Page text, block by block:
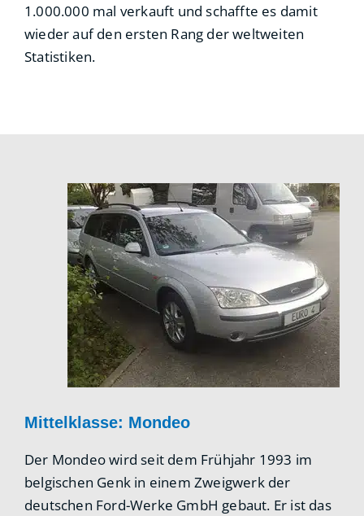
1.000.000 mal verkauft und schaffte es damit
wieder auf den ersten Rang der weltweiten
Statistiken.
Mittelklasse: Mondeo
Der Mondeo wird seit dem Frühjahr 1993 im
belgischen Genk in einem Zweigwerk der
deutschen Ford-Werke GmbH gebaut. Er ist das